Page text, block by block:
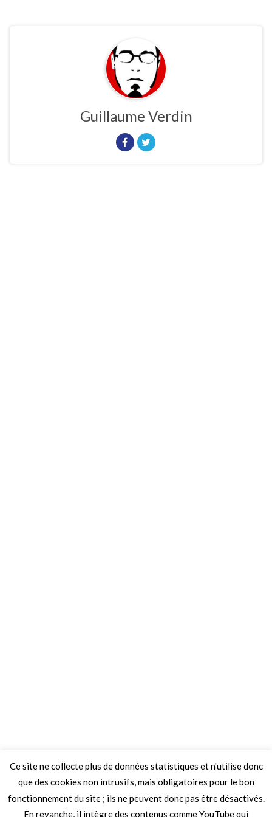
Guillaume Verdin
Ce site ne collecte plus de données statistiques et n'utilise donc
que des cookies non intrusifs, mais obligatoires pour le bon
fonctionnement du site ; ils ne peuvent donc pas être désactivés.
En revanche, il intègre des contenus comme YouTube qui